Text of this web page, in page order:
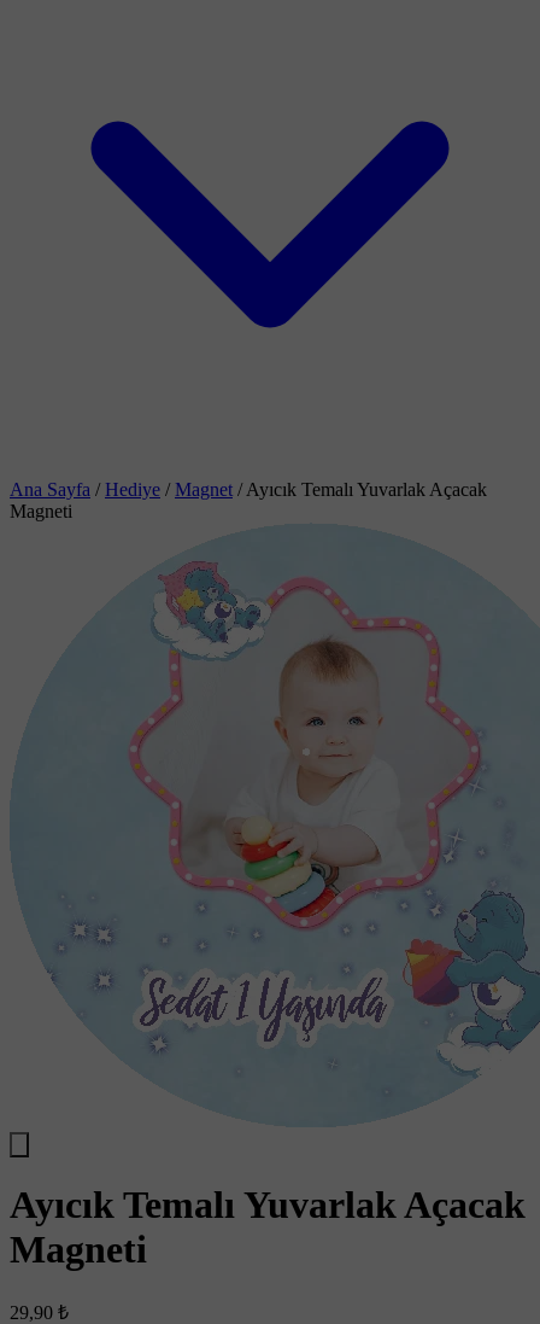
Ana Sayfa / Hediye / Magnet / Ayıcık Temalı Yuvarlak Açacak
Magneti
Ayıcık Temalı Yuvarlak Açacak
Magneti
29,90 ₺